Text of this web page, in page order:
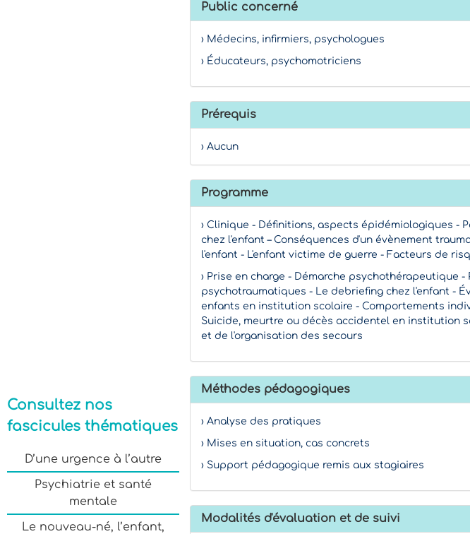
Consultez nos
fascicules thématiques
D’une urgence à l’autre
Psychiatrie et santé
mentale
Le nouveau-né, l’enfant,
Public concerné
› Médecins, infirmiers, psychologues
› Éducateurs, psychomotriciens
Prérequis
› Aucun
Programme
› Clinique - Définitions, aspects épidémiologiques -
chez l'enfant – Conséquences d'un évènement
l'enfant - L'enfant victime de guerre - Facteurs de
› Prise en charge - Démarche psychothérapeutique
psychotraumatiques - Le debriefing chez l'enfant -
enfants en institution scolaire - Comportements
Suicide, meurtre ou décès accidentel en institution
et de l'organisation des secours
Méthodes pédagogiques
› Analyse des pratiques
› Mises en situation, cas concrets
› Support pédagogique remis aux stagiaires
Modalités d'évaluation et de suivi